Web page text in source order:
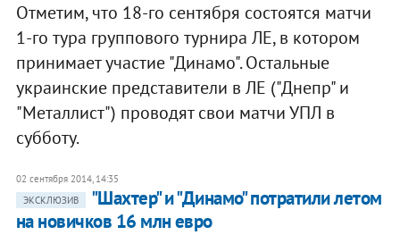
Отметим, что 18-го сентября состоятся матчи
1-го тура группового турнира ЛЕ, в котором
принимает участие "Динамо". Остальные
украинские представители в ЛЕ ("Днепр" и
"Металлист") проводят свои матчи УПЛ в
субботу.
02 сентября 2014, 14:35
ЭКСКЛЮЗИВ
"Шахтер" и "Динамо" потратили летом
на новичков 16 млн евро